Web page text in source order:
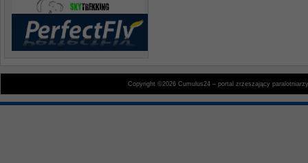
Copyright ©2026 Cumulus24 – portal zrzeszający